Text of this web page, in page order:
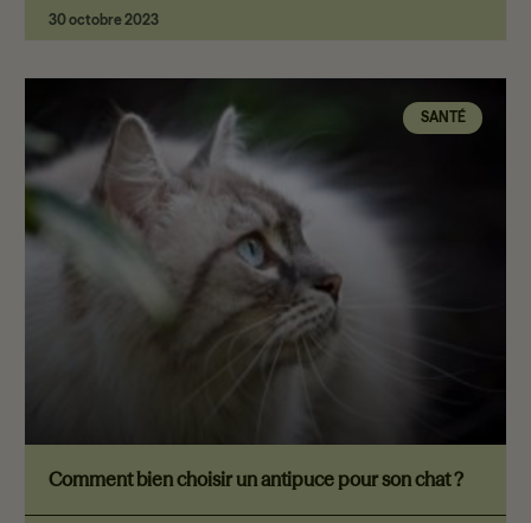
30 octobre 2023
SANTÉ
Comment bien choisir un antipuce pour son chat ?